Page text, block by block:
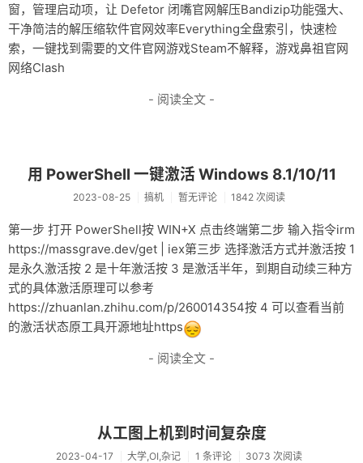
窗，管理启动项，让 Defetor 闭嘴官网解压Bandizip功能强大、
干净简洁的解压缩软件官网效率Everything全盘索引，快速检
索，一键找到需要的文件官网游戏Steam不解释，游戏鼻祖官网
网络Clash
- 阅读全文 -
用 PowerShell 一键激活 Windows 8.1/10/11
2023-08-25 搞机 暂无评论 1842 次阅读
第一步 打开 PowerShell按 WIN+X 点击终端第二步 输入指令irm
https://massgrave.dev/get | iex第三步 选择激活方式并激活按 1
是永久激活按 2 是十年激活按 3 是激活半年，到期自动续三种方
式的具体激活原理可以参考
https://zhuanlan.zhihu.com/p/260014354按 4 可以查看当前
的激活状态原工具开源地址https
- 阅读全文 -
从工图上机到时间复杂度
2023-04-17 大学,OI,杂记 1 条评论 3073 次阅读